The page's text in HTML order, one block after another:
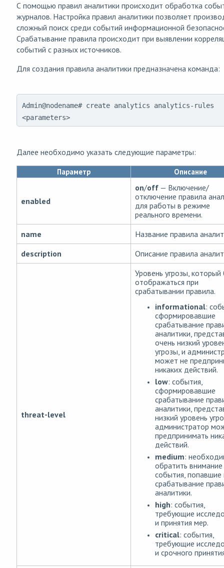
С помощью правил аналитики происходит обработка
журналов. Настройка правил аналитики позволяет
сложный поиск среди событий информационной
Срабатывание правила происходит при выявлении
событий с разных источников.
Для создания правила аналитики предназначена команда:
Admin@nodename# create analytics analytics-rules
<parameters>
Далее необходимо указать следующие параметры:
Параметр Описание
enabled
on/off — Включение/
отключение правила
для работы в режиме
реального времени.
name
Название правила
description
Описание правила
threat-level
Уровень угрозы, который
отображаться при
срабатывании правила.
informational:
сформировавшие
срабатывание
аналитики,
очень низкий
угрозы, и
может не
никаких действий.
low: события,
сформировавшие
срабатывание
аналитики,
низкий уровень
администратор
предпринимать
действий.
medium:
обратить
события,
срабатывание
аналитики.
high: события,
требующие
и принятия мер.
critical: события,
требующие
и срочного